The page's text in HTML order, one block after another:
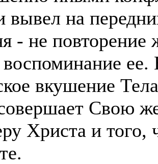
вывел на
- не повторение
ее.
вкушение
Свою
Христа и того,